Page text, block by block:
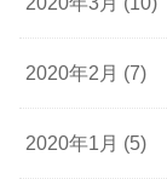
2020年2月 (7)
2020年1月 (5)